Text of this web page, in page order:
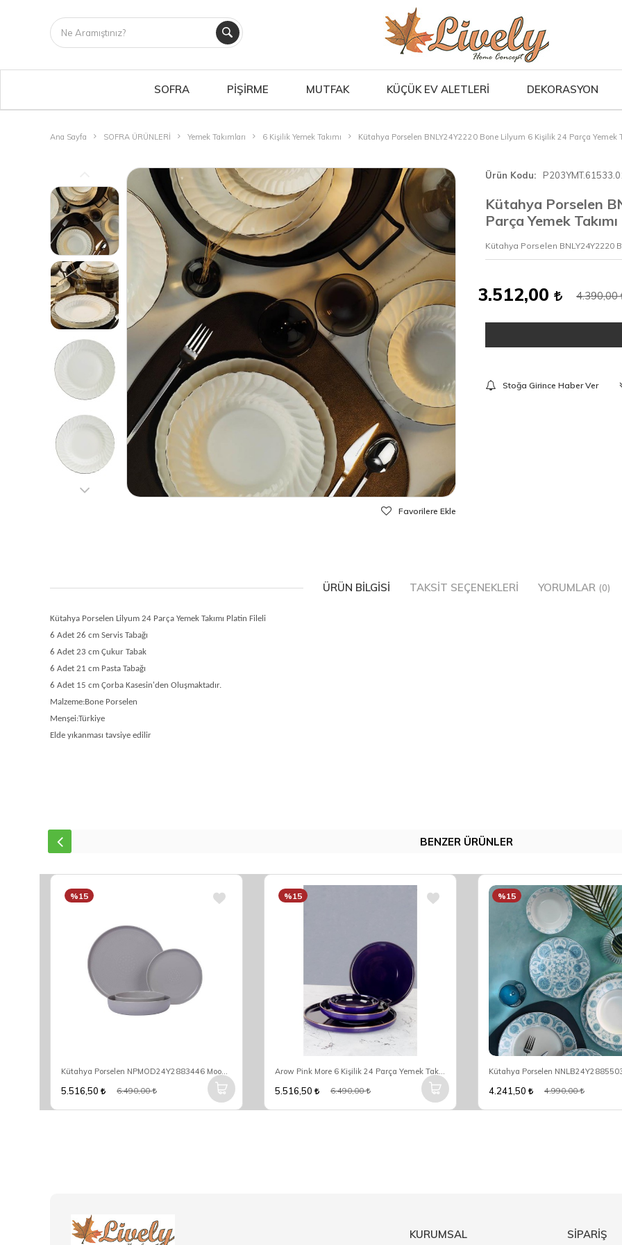
SOFRA PİŞİRME MUTFAK KÜÇÜK EV ALETLERİ DEKORASYON
Ana Sayfa SOFRA ÜRÜNLERİ Yemek Takımları 6 Kişilik Yemek Takımı Kütahya Porselen BNLY24Y2220 Bone Lilyum 6 Kişilik 24 Parça Yemek
Favorilere Ekle
Ürün Kodu
Kütahya Porselen
Parça Yemek Takımı
Kütahya Porselen BNLY24Y2220
3.512,00 4.390,00
Stoğa Girince Haber Ver
ÜRÜN BILGISI TAKSIT SEÇENEKLERI YORUMLAR (0)
Kütahya Porselen Lilyum 24 Parça Yemek Takımı Platin Fileli
6 Adet 26 cm Servis Tabağı
6 Adet 23 cm Çukur Tabak
6 Adet 21 cm Pasta Tabağı
6 Adet 15 cm Çorba Kasesin'den Oluşmaktadır.
Malzeme:Bone Porselen
Menşei:Türkiye
Elde yıkanması tavsiye edilir
BENZER ÜRÜNLER
Kütahya Porselen NPMOD24Y2883446 Mood Nano 6 Kişilik 24 Parça Yuvarlak Yemek Takımı
%15
5.516,50 6.490,00
Arow Pink More 6 Kişilik 24 Parça Yemek Takımı DC1.TR-3084
%15
5.516,50 6.490,00
%15
4.241,50 4.990,00
KURUMSAL SİPARİŞ